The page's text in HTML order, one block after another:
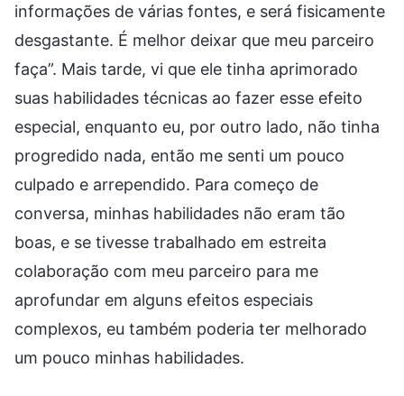
informações de várias fontes, e será fisicamente
desgastante. É melhor deixar que meu parceiro
faça”. Mais tarde, vi que ele tinha aprimorado
suas habilidades técnicas ao fazer esse efeito
especial, enquanto eu, por outro lado, não tinha
progredido nada, então me senti um pouco
culpado e arrependido. Para começo de
conversa, minhas habilidades não eram tão
boas, e se tivesse trabalhado em estreita
colaboração com meu parceiro para me
aprofundar em alguns efeitos especiais
complexos, eu também poderia ter melhorado
um pouco minhas habilidades.